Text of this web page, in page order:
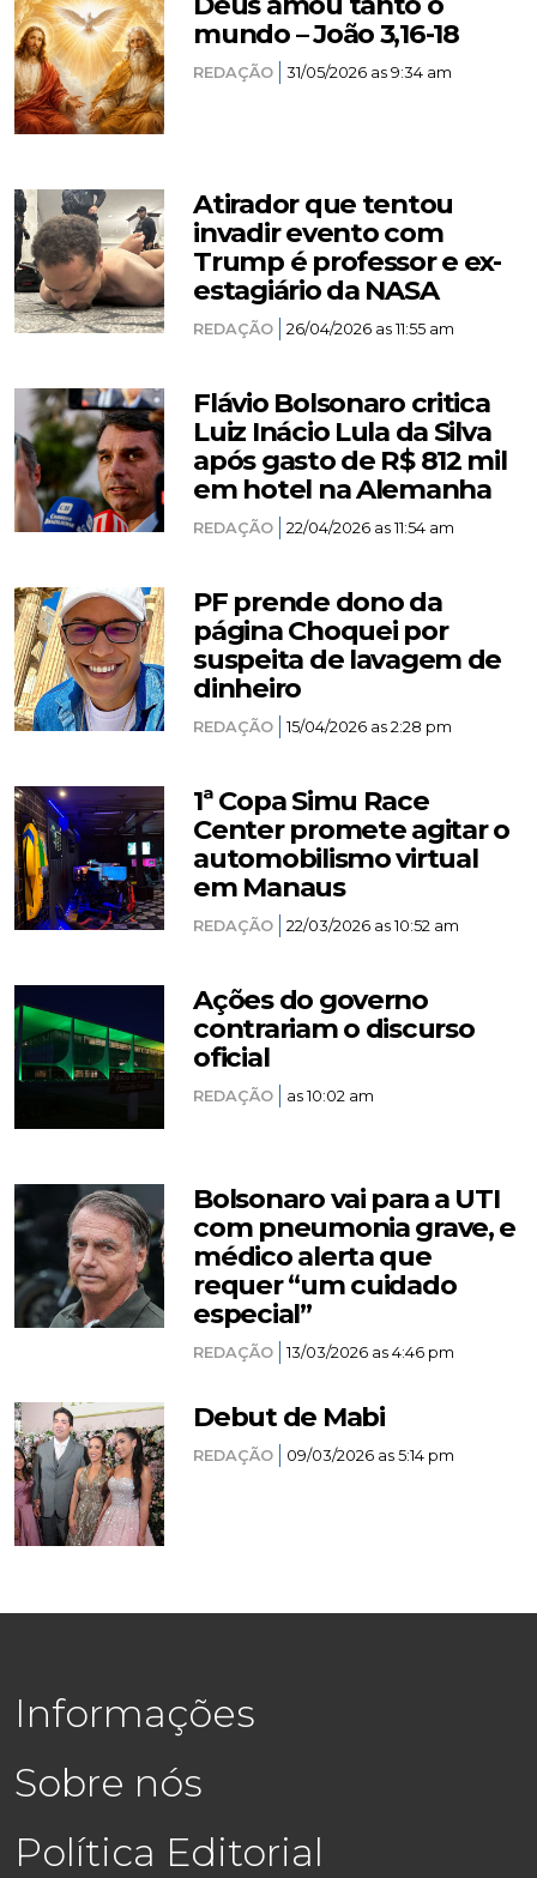
mundo – João 3,16-18
REDAÇÃO 31/05/2026 as 9:34 am
Atirador que tentou
invadir evento com
Trump é professor e ex-
estagiário da NASA
REDAÇÃO 26/04/2026 as 11:55 am
Flávio Bolsonaro critica
Luiz Inácio Lula da Silva
após gasto de R$ 812 mil
em hotel na Alemanha
REDAÇÃO 22/04/2026 as 11:54 am
PF prende dono da
página Choquei por
suspeita de lavagem de
dinheiro
REDAÇÃO 15/04/2026 as 2:28 pm
1ª Copa Simu Race
Center promete agitar o
automobilismo virtual
em Manaus
REDAÇÃO 22/03/2026 as 10:52 am
Ações do governo
contrariam o discurso
oficial
REDAÇÃO as 10:02 am
Bolsonaro vai para a UTI
com pneumonia grave, e
médico alerta que
requer “um cuidado
especial”
REDAÇÃO 13/03/2026 as 4:46 pm
Debut de Mabi
REDAÇÃO 09/03/2026 as 5:14 pm
Informações
Sobre nós
Política Editorial